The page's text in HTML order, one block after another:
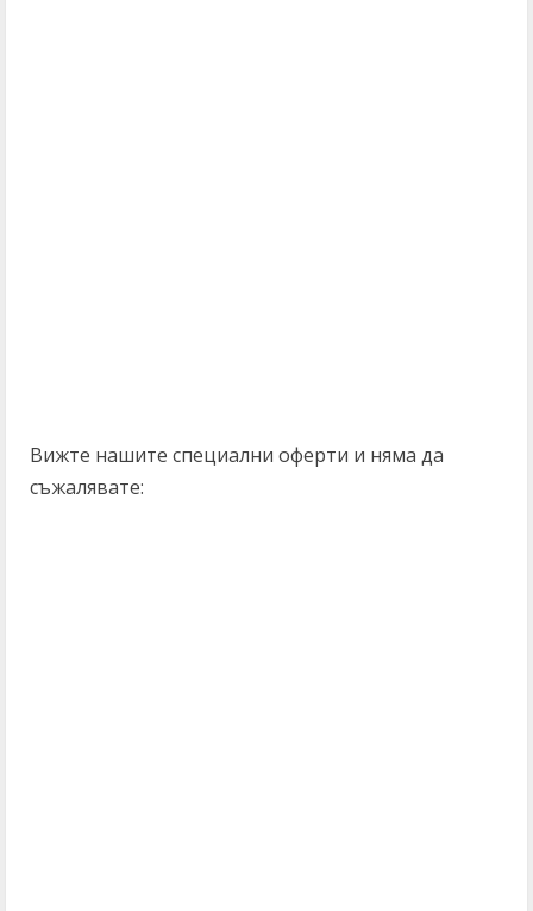
Вижте нашите специални оферти и няма да
съжалявате: